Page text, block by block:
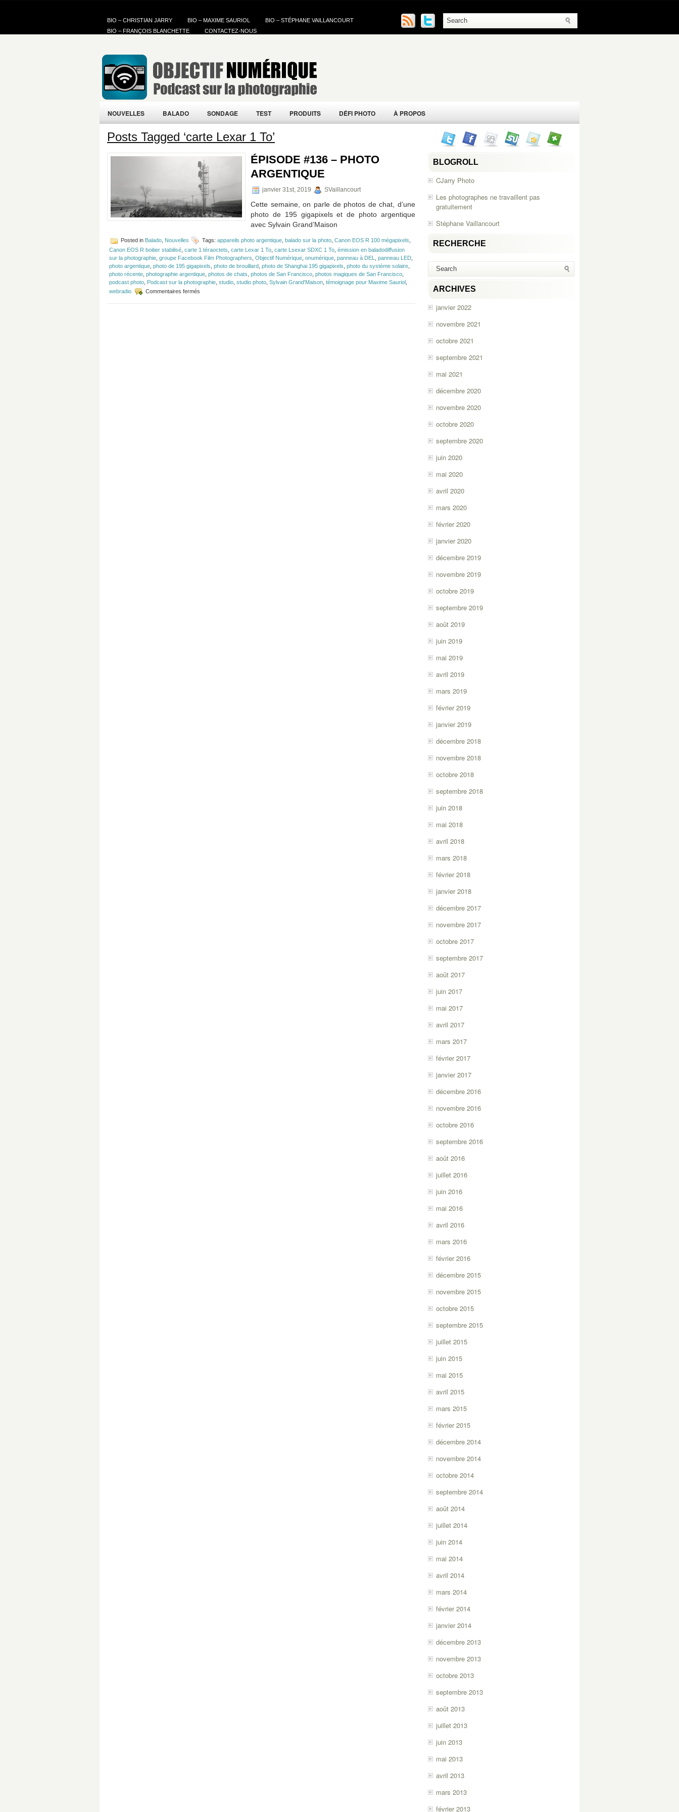
BIO – CHRISTIAN JARRY BIO – MAXIME SAURIOL
BIO – STÉPHANE VAILLANCOURT
BIO – FRANÇOIS BLANCHETTE
CONTACTEZ-NOUS
NOUVELLES BALADO SONDAGE TEST PRODUITS DÉFI PHOTO À PROPOS
Posts Tagged ‘carte Lexar 1 To’
ÉPISODE #136 – PHOTO
ARGENTIQUE
janvier 31st, 2019 SVaillancourt
Cette semaine, on parle de photos de chat, d’une
photo de 195 gigapixels et de photo argentique
avec Sylvain Grand’Maison
Posted in Balado Nouvelles Tags: appareils photo argentique balado sur la photo Canon EOS R 100 mégapixels
Canon EOS R boitier stabilisé carte 1 téraoctets carte Lexar 1 To carte Lsexar SDXC 1 To émission en baladodiffusion
sur la photographie groupe Facebook Film Photographers Objectif Numérique onumérique panneau à DEL panneau LED
photo argentique photo de 195 gigapixels photo de brouillard photo de Shanghai 195 gigapixels photo du système solaire
photo récente photographie argentique photos de chats photos de San Francisco photos magiques de San Francisco
podcast photo Podcast sur la photographie studio studio photo Sylvain Grand'Maison témoignage pour Maxime Sauriol
webradio
Commentaires fermés
#136
BLOGROLL
CJarry Photo
Les photographes ne travaillent pas
gratuitement
Stéphane Vaillancourt
RECHERCHE
ARCHIVES
janvier 2022
novembre 2021
octobre 2021
septembre 2021
mai 2021
décembre 2020
novembre 2020
octobre 2020
septembre 2020
juin 2020
mai 2020
avril 2020
mars 2020
février 2020
janvier 2020
décembre 2019
novembre 2019
octobre 2019
septembre 2019
août 2019
juin 2019
mai 2019
avril 2019
mars 2019
février 2019
janvier 2019
décembre 2018
novembre 2018
octobre 2018
septembre 2018
juin 2018
mai 2018
avril 2018
mars 2018
février 2018
janvier 2018
décembre 2017
novembre 2017
octobre 2017
septembre 2017
août 2017
juin 2017
mai 2017
avril 2017
mars 2017
février 2017
janvier 2017
décembre 2016
novembre 2016
octobre 2016
septembre 2016
août 2016
juillet 2016
juin 2016
mai 2016
avril 2016
mars 2016
février 2016
décembre 2015
novembre 2015
octobre 2015
septembre 2015
juillet 2015
juin 2015
mai 2015
avril 2015
mars 2015
février 2015
décembre 2014
novembre 2014
octobre 2014
septembre 2014
août 2014
juillet 2014
juin 2014
mai 2014
avril 2014
mars 2014
février 2014
janvier 2014
décembre 2013
novembre 2013
octobre 2013
septembre 2013
août 2013
juillet 2013
juin 2013
mai 2013
avril 2013
mars 2013
février 2013